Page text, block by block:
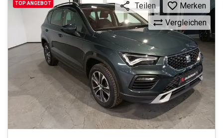
TOP ANGEBOT
Vergleichen
Teilen Merken